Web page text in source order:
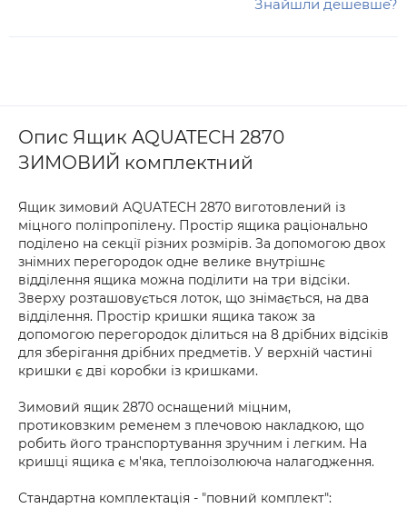
Знайшли дешевше?
Опис Ящик AQUATECH 2870
ЗИМОВИЙ комплектний
Ящик зимовий AQUATECH 2870 виготовлений із
міцного поліпропілену. Простір ящика раціонально
поділено на секції різних розмірів. За допомогою двох
знімних перегородок одне велике внутрішнє
відділення ящика можна поділити на три відсіки.
Зверху розташовується лоток, що знімається, на два
відділення. Простір кришки ящика також за
допомогою перегородок ділиться на 8 дрібних відсіків
для зберігання дрібних предметів. У верхній частині
кришки є дві коробки із кришками.
Зимовий ящик 2870 оснащений міцним,
протиковзким ременем з плечовою накладкою, що
робить його транспортування зручним і легким. На
кришці ящика є м'яка, теплоізолююча налагодження.
Стандартна комплектація - "повний комплект":